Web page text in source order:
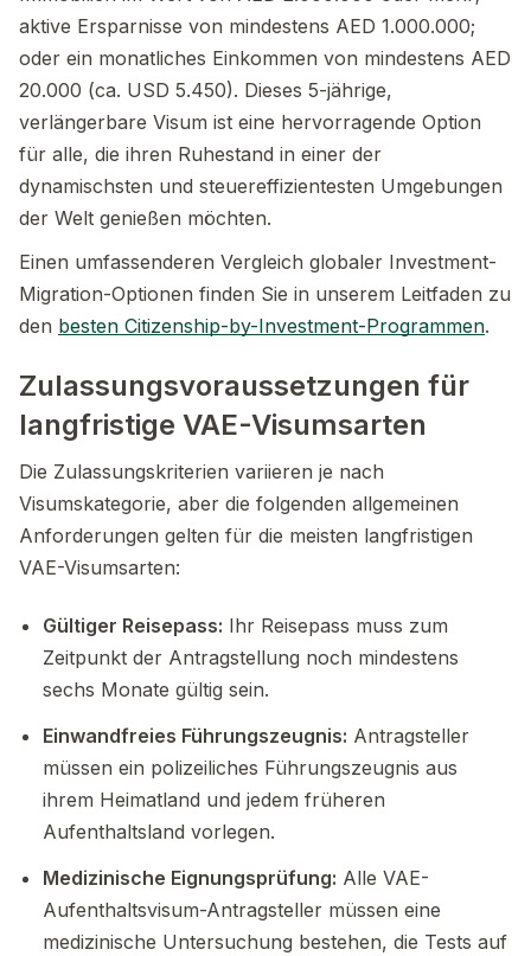
aktive Ersparnisse von mindestens AED 1.000.000;
oder ein monatliches Einkommen von mindestens AED
20.000 (ca. USD 5.450). Dieses 5-jährige,
verlängerbare Visum ist eine hervorragende Option
für alle, die ihren Ruhestand in einer der
dynamischsten und steuereffizientesten Umgebungen
der Welt genießen möchten.
Einen umfassenderen Vergleich globaler Investment-
Migration-Optionen finden Sie in unserem Leitfaden zu
den besten Citizenship-by-Investment-Programmen.
Zulassungsvoraussetzungen für
langfristige VAE-Visumsarten
Die Zulassungskriterien variieren je nach
Visumskategorie, aber die folgenden allgemeinen
Anforderungen gelten für die meisten langfristigen
VAE-Visumsarten:
Gültiger Reisepass: Ihr Reisepass muss zum
Zeitpunkt der Antragstellung noch mindestens
sechs Monate gültig sein.
Einwandfreies Führungszeugnis: Antragsteller
müssen ein polizeiliches Führungszeugnis aus
ihrem Heimatland und jedem früheren
Aufenthaltsland vorlegen.
Medizinische Eignungsprüfung: Alle VAE-
Aufenthaltsvisum-Antragsteller müssen eine
medizinische Untersuchung bestehen, die Tests auf